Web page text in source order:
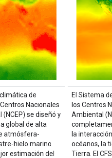
de
Nacionales
se diseñó y
global de alta
atmósfera-
hielo marino
estimación del
El Sistema
los Centros
Ambiental
la
océanos, la
Tierra. El